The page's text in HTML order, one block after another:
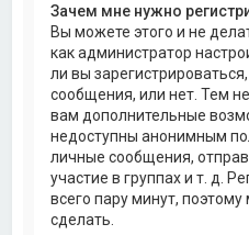
Зачем мне нужно
Вы можете этого и не
как администратор
ли вы
сообщения, или нет. Тем
вам дополнительные
недоступны анонимным
личные сообщения,
участие в группах и т. д.
всего пару минут,
сделать.